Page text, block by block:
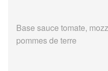
Base sauce tomate,
pommes de terre